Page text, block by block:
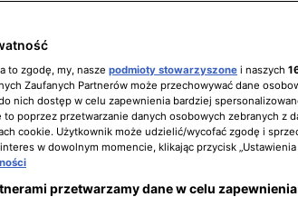
to zgodę, my, nasze podmioty stowarzyszone i naszych
Zaufanych Partnerów może przechowywać dane
nich dostęp w celu zapewnienia bardziej
to poprzez przetwarzanie danych osobowych zebranych z
cookie. Użytkownik może udzielić/wycofać zgodę i
w dowolnym momencie, klikając przycisk
przetwarzamy dane w celu